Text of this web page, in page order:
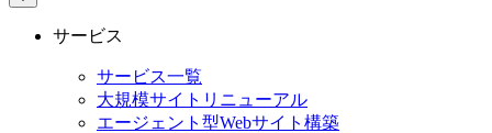
サービス
サービス一覧
大規模サイトリニューアル
エージェント型Webサイト構築